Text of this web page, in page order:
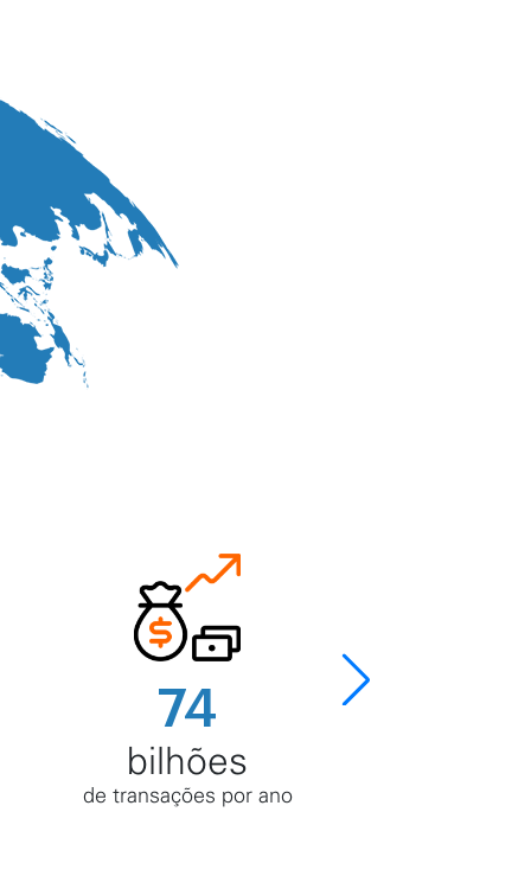
74
bilhões
de transações por ano